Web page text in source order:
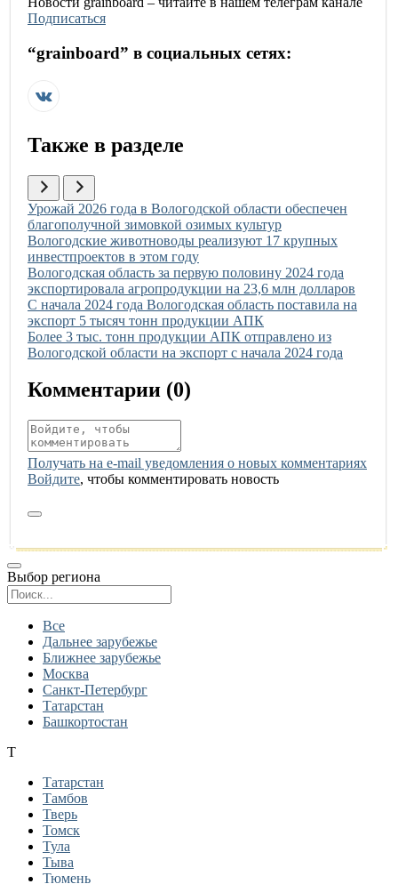
Подписаться
“grainboard” в социальных сетях:
Также в разделе
Иллюстрация новости
Урожай 2026 года в Вологодской области обеспечен
благополучной зимовкой озимых культур
Иллюстрация новости
Вологодские животноводы реализуют 17 крупных
инвестпроектов в этом году
Иллюстрация новости
Вологодская область за первую половину 2024 года
экспортировала агропродукции на 23,6 млн долларов
Иллюстрация новости
С начала 2024 года Вологодская область поставила на
экспорт 5 тысяч тонн продукции АПК
Иллюстрация новости
Более 3 тыс. тонн продукции АПК отправлено из
Вологодской области на экспорт с начала 2024 года
Комментарии (0)
Получать на e‑mail уведомления о новых комментариях
Войдите, чтобы комментировать новость
Выбор региона
Все
Дальнее зарубежье
Ближнее зарубежье
Москва
Санкт-Петербург
Татарстан
Башкортостан
Т
Татарстан
Тамбов
Тверь
Томск
Тула
Тыва
Тюмень